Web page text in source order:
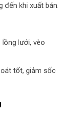
đến khi xuất bán.
lồng lưới, vèo
tốt, giảm sốc